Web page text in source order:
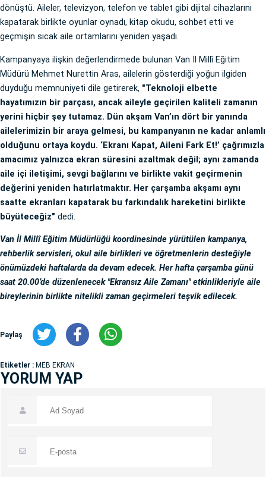
dönüştü. Aileler, televizyon, telefon ve tablet gibi dijital cihazlarını
kapatarak birlikte oyunlar oynadı, kitap okudu, sohbet etti ve
geçmişin sıcak aile ortamlarını yeniden yaşadı.
Kampanyaya ilişkin değerlendirmede bulunan Van İl Millî Eğitim
Müdürü Mehmet Nurettin Aras, ailelerin gösterdiği yoğun ilgiden
duyduğu memnuniyeti dile getirerek, "Teknoloji elbette
hayatımızın bir parçası, ancak aileyle geçirilen kaliteli zamanın
yerini hiçbir şey tutamaz. Dün akşam Van’ın dört bir yanında
ailelerimizin bir araya gelmesi, bu kampanyanın ne kadar anlamlı
olduğunu ortaya koydu. ‘Ekranı Kapat, Aileni Fark Et!’ çağrımızla
amacımız yalnızca ekran süresini azaltmak değil; aynı zamanda
aile içi iletişimi, sevgi bağlarını ve birlikte vakit geçirmenin
değerini yeniden hatırlatmaktır. Her çarşamba akşamı aynı
saatte ekranları kapatarak bu farkındalık hareketini birlikte
büyüteceğiz" dedi.
Van İl Millî Eğitim Müdürlüğü koordinesinde yürütülen kampanya,
rehberlik servisleri, okul aile birlikleri ve öğretmenlerin desteğiyle
önümüzdeki haftalarda da devam edecek. Her hafta çarşamba günü
saat 20.00’de düzenlenecek "Ekransız Aile Zamanı" etkinlikleriyle aile
bireylerinin birlikte nitelikli zaman geçirmeleri teşvik edilecek.
Paylaş
Etiketler : MEB EKRAN
YORUM YAP